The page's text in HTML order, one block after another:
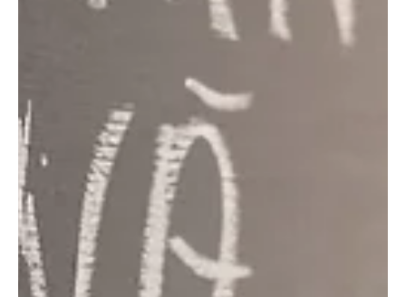
שינויים מהפכניים אך לעתים קרובות אינן מצליחות לקיים?...